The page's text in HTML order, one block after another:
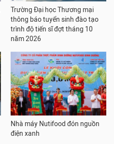
Trường Đại học Thương mại
thông báo tuyển sinh đào tạo
trình độ tiến sĩ đợt tháng 10
năm 2026
Nhà máy Nutifood đón nguồn
điện xanh